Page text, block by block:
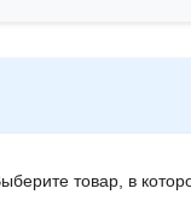
товар, в